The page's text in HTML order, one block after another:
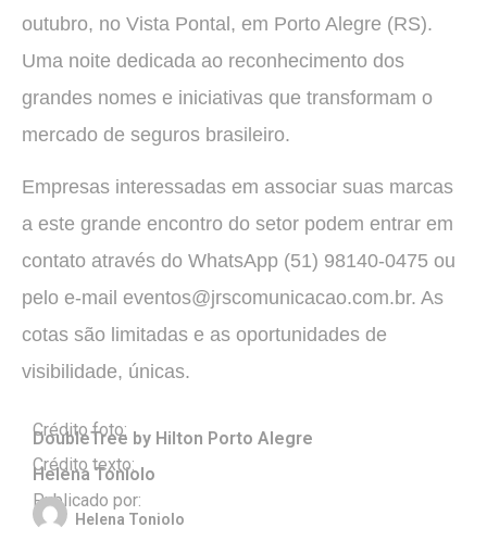
outubro, no Vista Pontal, em Porto Alegre (RS).
Uma noite dedicada ao reconhecimento dos
grandes nomes e iniciativas que transformam o
mercado de seguros brasileiro.
Empresas interessadas em associar suas marcas
a este grande encontro do setor podem entrar em
contato através do WhatsApp (51) 98140-0475 ou
pelo e-mail eventos@jrscomunicacao.com.br. As
cotas são limitadas e as oportunidades de
visibilidade, únicas.
Crédito foto:
DoubleTree by Hilton Porto Alegre
Crédito texto:
Helena Toniolo
Publicado por:
Helena Toniolo